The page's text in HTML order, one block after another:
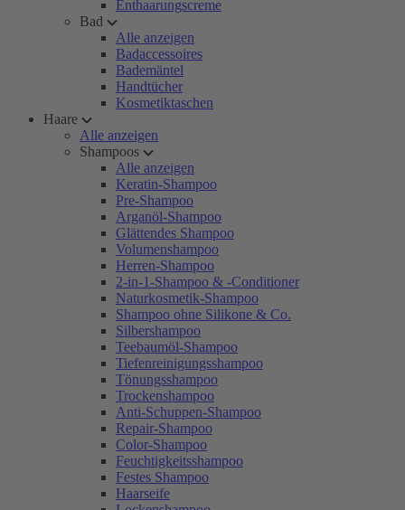
Enthaarungscreme
Bad
Alle anzeigen
Badaccessoires
Bademäntel
Handtücher
Kosmetiktaschen
Haare
Alle anzeigen
Shampoos
Alle anzeigen
Keratin-Shampoo
Pre-Shampoo
Arganöl-Shampoo
Glättendes Shampoo
Volumenshampoo
Herren-Shampoo
2-in-1-Shampoo & -Conditioner
Naturkosmetik-Shampoo
Shampoo ohne Silikone & Co.
Silbershampoo
Teebaumöl-Shampoo
Tiefenreinigungsshampoo
Tönungsshampoo
Trockenshampoo
Anti-Schuppen-Shampoo
Repair-Shampoo
Color-Shampoo
Feuchtigkeitsshampoo
Festes Shampoo
Haarseife